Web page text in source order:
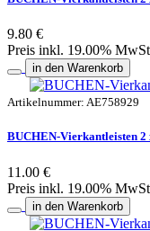
9.80 €
Preis inkl. 19.00%
in den Warenkorb
Artikelnummer: AE758929
BUCHEN-Vierkantleisten 2
11.00 €
Preis inkl. 19.00%
in den Warenkorb